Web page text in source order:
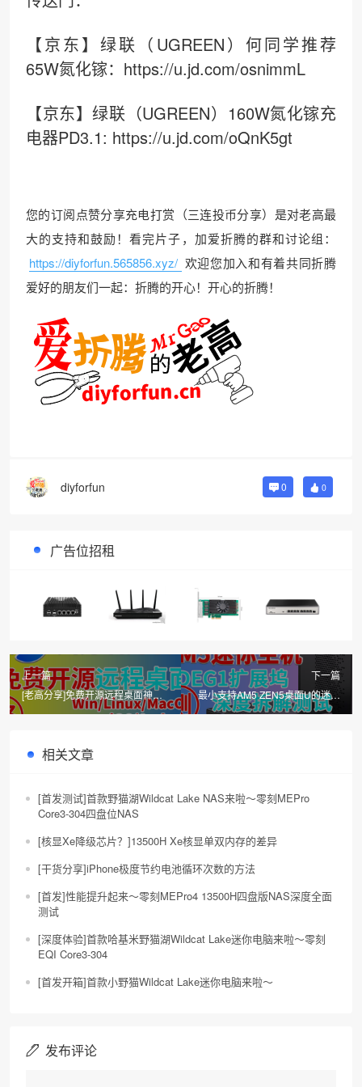
【京东】绿联（UGREEN）何同学推荐
65W氮化镓：https://u.jd.com/osnimmL
【京东】绿联（UGREEN）160W氮化镓充
电器PD3.1: https://u.jd.com/oQnK5gt
您的订阅点赞分享充电打赏（三连投币分享）是对老高最
大的支持和鼓励！看完片子，加爱折腾的群和讨论组：
https://diyforfun.565856.xyz/ 欢迎您加入和有着共同折腾
爱好的朋友们一起：折腾的开心！开心的折腾！
diyforfun 0 0
广告位招租
上一篇
[老高分享]免费开源远程桌面神器
RustDesk/支持多种系统搭建跨平
下一篇
最小支持AM5 ZEN5桌面U的迷你
电脑来啦！铭凡MS-A1迷你工作站
相关文章
[首发测试]首款野猫湖Wildcat Lake NAS来啦～零刻MEPro
Core3-304四盘位NAS
[核显Xe降级芯片？]13500H Xe核显单双内存的差异
[干货分享]iPhone极度节约电池循环次数的方法
[首发]性能提升起来～零刻MEPro4 13500H四盘版NAS深度全面
测试
[深度体验]首款哈基米野猫湖Wildcat Lake迷你电脑来啦～零刻
EQI Core3-304
[首发开箱]首款小野猫Wildcat Lake迷你电脑来啦～
发布评论